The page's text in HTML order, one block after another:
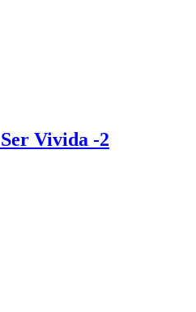
Vivida -2